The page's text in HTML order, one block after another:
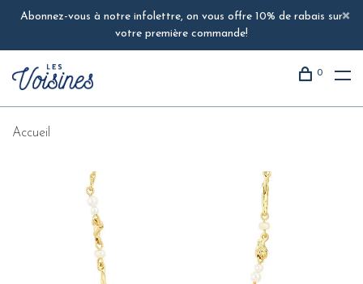
Abonnez-vous à notre infolettre, on vous offre 10% de rabais sur
votre première commande!
0
Accueil